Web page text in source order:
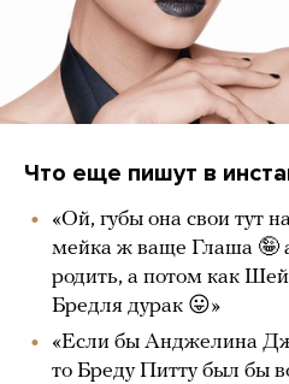
Что еще пишут в
«Ой, губы она свои тут
мейка ж ваще Глаша 🤪
родить, а потом как
Бредля дурак 😛»
«Если бы Анджелина
то Бреду Питту был бы